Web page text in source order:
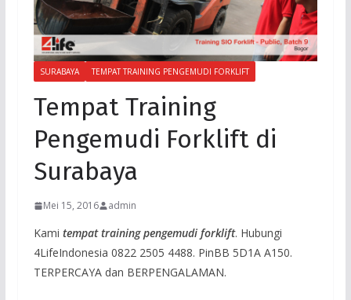
SURABAYA TEMPAT TRAINING PENGEMUDI FORKLIFT
Tempat Training
Pengemudi Forklift di
Surabaya
Mei 15, 2016 admin
Kami tempat training pengemudi forklift. Hubungi
4LifeIndonesia 0822 2505 4488. PinBB 5D1A A150.
TERPERCAYA dan BERPENGALAMAN.